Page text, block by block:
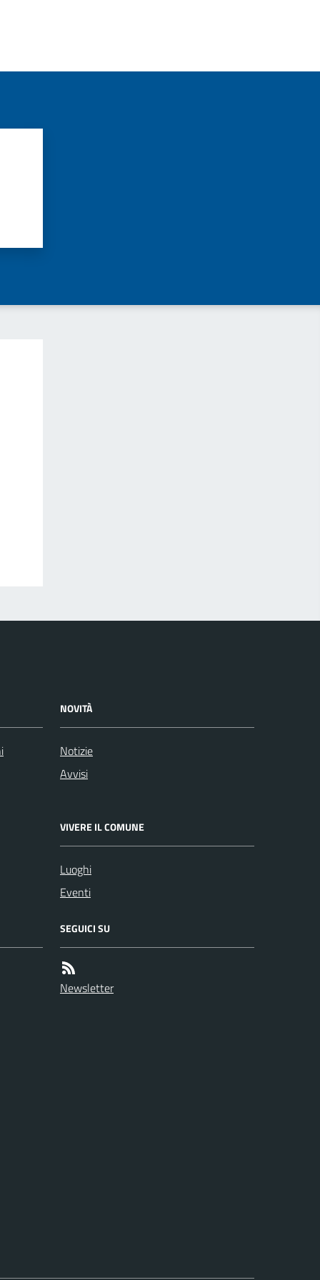
NOVITÀ
Notizie
Avvisi
VIVERE IL COMUNE
Luoghi
Eventi
SEGUICI SU
Newsletter